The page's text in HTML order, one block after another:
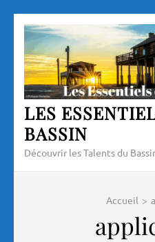
Aller
contenu
(Pressez
Entrée)
LES
BASSIN
Découvrir les Talents du
Accueil >